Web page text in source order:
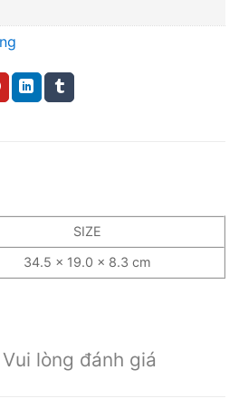
SIZE
34.5 x 19.0 x 8.3 cm
Vui lòng đánh giá